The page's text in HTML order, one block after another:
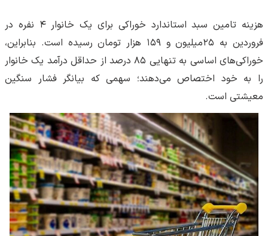
هزینه تامین سبد استاندارد خوراکی برای یک خانوار ۴ نفره در
فروردین به ۲۵‌میلیون و ۱۵۹ هزار تومان رسیده است. بنابراین،
خوراکی‌های اساسی به تنهایی ۸۵ درصد از حداقل درآمد یک خانوار
را به خود اختصاص می‌دهند؛ سهمی که بیانگر فشار سنگین
معیشتی است.